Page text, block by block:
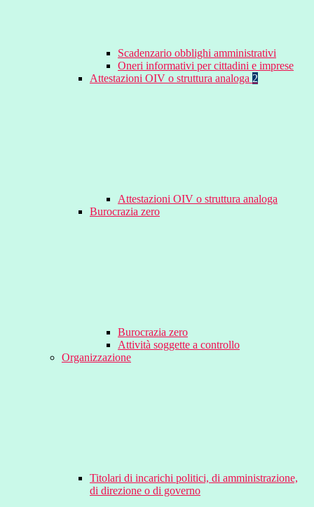
Scadenzario obblighi amministrativi
Oneri informativi per cittadini e imprese
Attestazioni OIV o struttura analoga 2
Attestazioni OIV o struttura analoga
Burocrazia zero
Burocrazia zero
Attività soggette a controllo
Organizzazione
Titolari di incarichi politici, di amministrazione,
di direzione o di governo